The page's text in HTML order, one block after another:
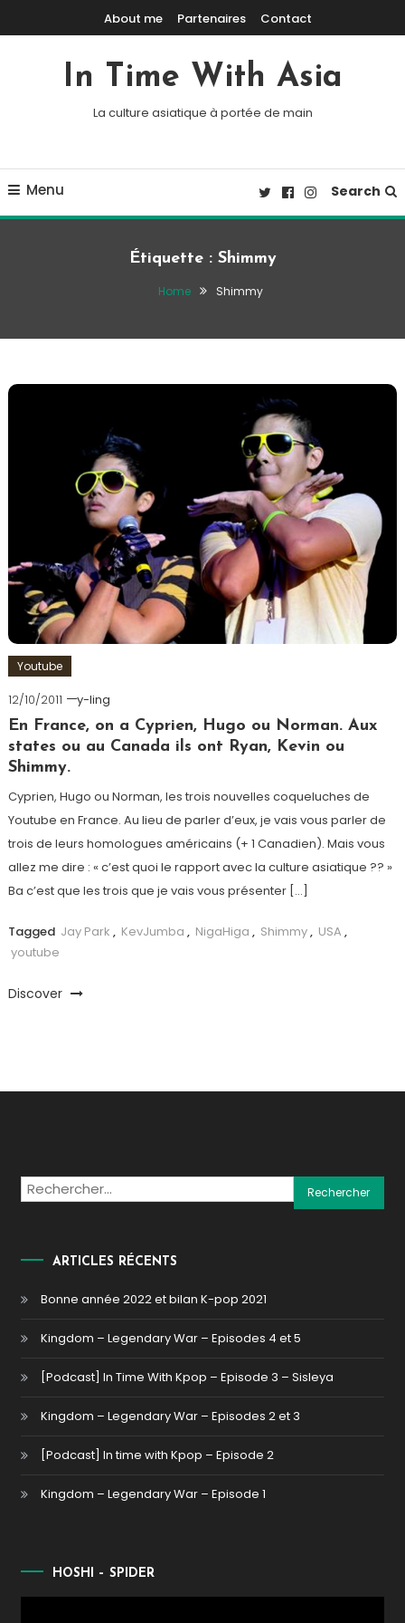
Skip To ContentAbout me Partenaires Contact
In Time With Asia
La culture asiatique à portée de main
Menu Search
Étiquette : Shimmy
Home Shimmy
Youtube
12/10/2011
y-ling
En France, on a Cyprien, Hugo ou Norman. Aux
states ou au Canada ils ont Ryan, Kevin ou
Shimmy.
Cyprien, Hugo ou Norman, les trois nouvelles coqueluches de
Youtube en France. Au lieu de parler d’eux, je vais vous parler de
trois de leurs homologues américains (+ 1 Canadien). Mais vous
allez me dire : « c’est quoi le rapport avec la culture asiatique ?? »
Ba c’est que les trois que je vais vous présenter […]
Tagged Jay Park , KevJumba , NigaHiga , Shimmy, USA ,
youtube
Discover
Rechercher :
ARTICLES RÉCENTS
Bonne année 2022 et bilan K-pop 2021
Kingdom – Legendary War – Episodes 4 et 5
[Podcast] In Time With Kpop – Episode 3 – Sisleya
Kingdom – Legendary War – Episodes 2 et 3
[Podcast] In time with Kpop – Episode 2
Kingdom – Legendary War – Episode 1
HOSHI – SPIDER